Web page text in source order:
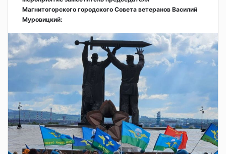
Магнитогорского городского Совета ветеранов Василий
Муровицкий: